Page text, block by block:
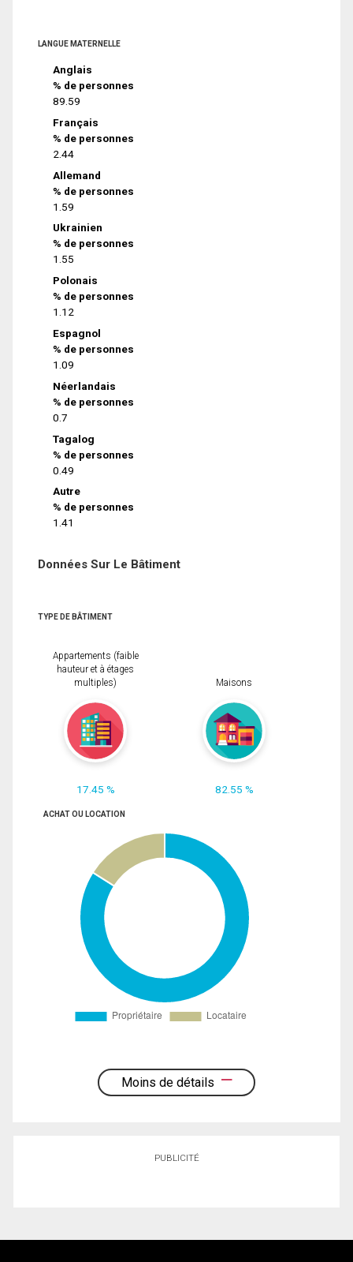
LANGUE MATERNELLE
Anglais
% de personnes
89.59
Français
% de personnes
2.44
Allemand
% de personnes
1.59
Ukrainien
% de personnes
1.55
Polonais
% de personnes
1.12
Espagnol
% de personnes
1.09
Néerlandais
% de personnes
0.7
Tagalog
% de personnes
0.49
Autre
% de personnes
1.41
Données Sur Le Bâtiment
TYPE DE BÂTIMENT
Appartements (faible
hauteur et à étages
multiples)
17.45 %
Maisons
82.55 %
ACHAT OU LOCATION
Moins de détails
PUBLICITÉ